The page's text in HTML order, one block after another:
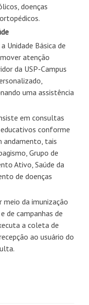
doenças
Unidade Básica de
atenção
da USP-Campus
uma assistência
em consultas
conforme
andamento, tais
Grupo de
Ativo, Saúde da
de doenças
meio da imunização
de campanhas de
a coleta de
ao usuário do